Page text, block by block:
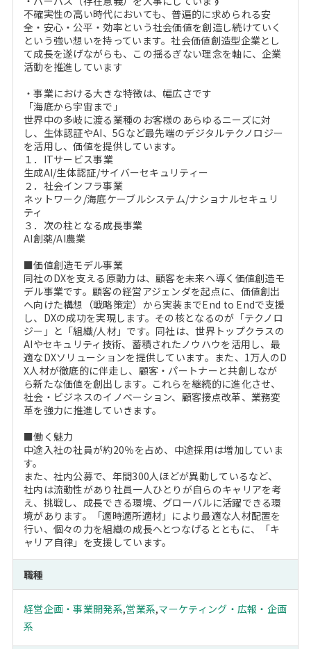
不確実性の高い時代においても、普遍的に求められる安
全・安心・公平・効率という社会価値を創造し続けていく
という強い想いを持っています。社会価値創造型企業とし
て成長を遂げながらも、この揺るぎない理念を軸に、企業
活動を推進しています
・事業における大きな特徴は、幅広さです
「海底から宇宙まで」
世界中の多岐に渡る業種のお客様のあらゆるニーズに対
し、生体認証やAI、5Gなど最先端のデジタルテクノロジー
を活用し、価値を提供しています。
１．ITサービス事業
生成AI/生体認証/サイバーセキュリティー
２．社会インフラ事業
ネットワーク/海底ケーブルシステム/ナショナルセキュリ
ティ
３．次の柱となる成長事業
AI創薬/AI農業
■価値創造モデル事業
同社のDXを支える原動力は、顧客を未来へ導く価値創造モ
デル事業です。顧客の経営アジェンダを起点に、価値創出
へ向けた構想（戦略策定）から実装までEnd to Endで支援
し、DXの成功を実現します。その核となるのが「テクノロ
ジー」と「組織/人材」です。同社は、世界トップクラスの
AIやセキュリティ技術、蓄積されたノウハウを活用し、最
適なDXソリューションを提供しています。また、1万人のD
X人材が徹底的に伴走し、顧客・パートナーと共創しなが
ら新たな価値を創出します。これらを継続的に進化させ、
社会・ビジネスのイノベーション、顧客接点改革、業務変
革を強力に推進していきます。
■働く魅力
中途入社の社員が約20％を占め、中途採用は増加していま
す。
また、社内公募で、年間300人ほどが異動しているなど、
社内は流動性があり社員一人ひとりが自らのキャリアを考
え、挑戦し、成長できる環境、グローバルに活躍できる環
境があります。「適時適所適材」により最適な人材配置を
行い、個々の力を組織の成長へとつなげるとともに、「キ
ャリア自律」を支援しています。
職種
経営企画・事業開発系,営業系,マーケティング・広報・企画
系